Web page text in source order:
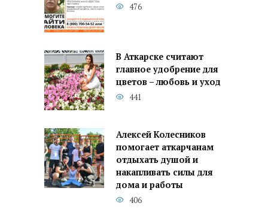
476
В Аткарске считают
главное удобрение для
цветов – любовь и уход
441
Алексей Колесников
помогает аткарчанам
отдыхать душой и
накапливать силы для
дома и работы
406